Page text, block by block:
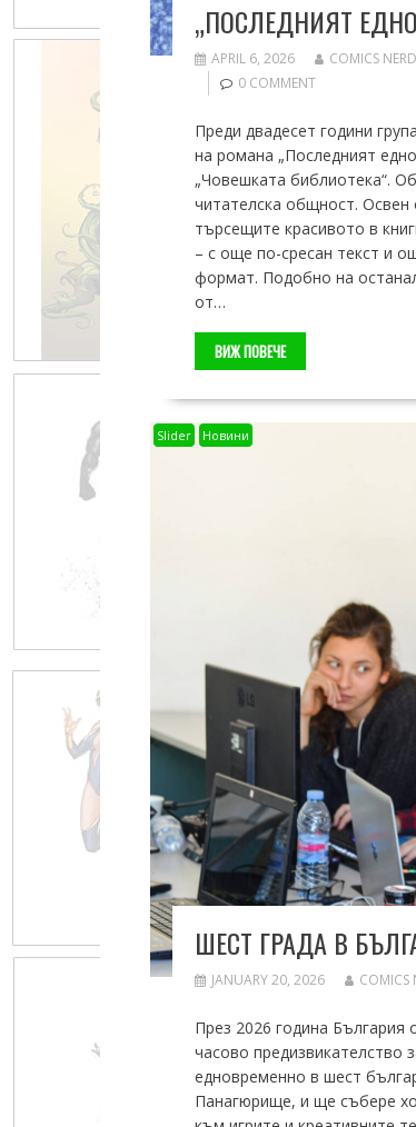
„ПОСЛЕДНИЯТ
APRIL 6, 2026 COMICS NERD
0 COMMENT
Преди двадесет години
на романа „Последният
„Човешката библиотека“.
читателска общност.
търсещите красивото в
– с още по-сресан текст и
формат. Подобно на
от…
ВИЖ ПОВЕЧЕ
Slider Новини
ШЕСТ ГРАДА В
JANUARY 20, 2026 COMICS
През 2026 година България
часово предизвикателство
едновременно в шест
Панагюрище, и ще събере